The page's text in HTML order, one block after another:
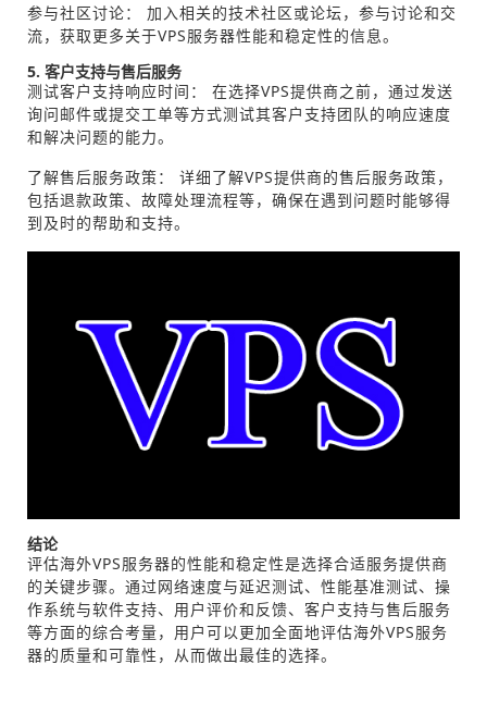
参与社区讨论： 加入相关的技术社区或论坛，参与讨论和交
流，获取更多关于VPS服务器性能和稳定性的信息。
5. 客户支持与售后服务
测试客户支持响应时间： 在选择VPS提供商之前，通过发送
询问邮件或提交工单等方式测试其客户支持团队的响应速度
和解决问题的能力。
了解售后服务政策： 详细了解VPS提供商的售后服务政策，
包括退款政策、故障处理流程等，确保在遇到问题时能够得
到及时的帮助和支持。
结论
评估海外VPS服务器的性能和稳定性是选择合适服务提供商
的关键步骤。通过网络速度与延迟测试、性能基准测试、操
作系统与软件支持、用户评价和反馈、客户支持与售后服务
等方面的综合考量，用户可以更加全面地评估海外VPS服务
器的质量和可靠性，从而做出最佳的选择。